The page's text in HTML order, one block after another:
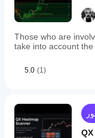
Those who are
take into account
5.0 (1)